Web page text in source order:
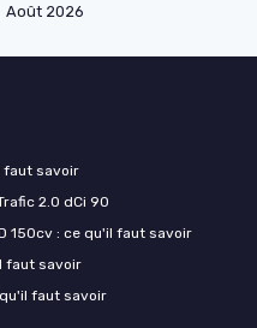
Août 2026
faut savoir
2.0 dCi 90
150cv : ce qu'il faut savoir
faut savoir
qu'il faut savoir